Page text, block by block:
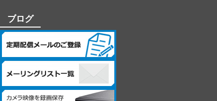
に関するお問合せは下記の窓口にお願いします。
－個人情報に関するお問合せ先－
〒060-0807 北海道札幌市北区北7条西4丁目1番地2 KDX札幌ビル
株式会社システム・ケイ 「個人情報窓口」
TEL：011-299-4416
個人情報保護管理者：管理本部 駒場 諭
ブログ